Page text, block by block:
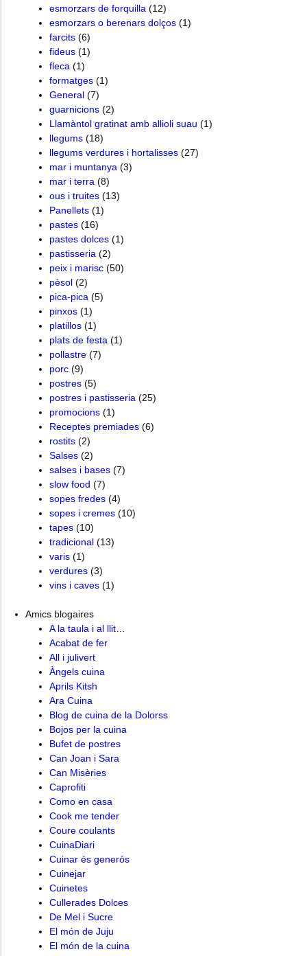
esmorzars de forquilla (12)
esmorzars o berenars dolços (1)
farcits (6)
fideus (1)
fleca (1)
formatges (1)
General (7)
guarnicions (2)
Llamàntol gratinat amb allioli suau (1)
llegums (18)
llegums verdures i hortalisses (27)
mar i muntanya (3)
mar i terra (8)
ous i truites (13)
Panellets (1)
pastes (16)
pastes dolces (1)
pastisseria (2)
peix i marisc (50)
pèsol (2)
pica-pica (5)
pinxos (1)
platillos (1)
plats de festa (1)
pollastre (7)
porc (9)
postres (5)
postres i pastisseria (25)
promocions (1)
Receptes premiades (6)
rostits (2)
Salses (2)
salses i bases (7)
slow food (7)
sopes fredes (4)
sopes i cremes (10)
tapes (10)
tradicional (13)
varis (1)
verdures (3)
vins i caves (1)
Amics blogaires
A la taula i al llit…
Acabat de fer
All i julivert
Àngels cuina
Aprils Kitsh
Ara Cuina
Blog de cuina de la Dolorss
Bojos per la cuina
Bufet de postres
Can Joan i Sara
Can Misèries
Caprofiti
Como en casa
Cook me tender
Coure coulants
CuinaDiari
Cuinar és generós
Cuinejar
Cuinetes
Cullerades Dolces
De Mel i Sucre
El món de Juju
El món de la cuina